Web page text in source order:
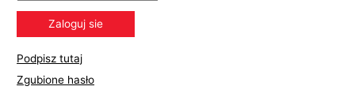
Podpisz tutaj
Zgubione hasło